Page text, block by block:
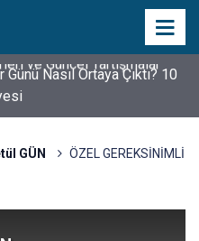
Nasıl Ortaya Çıktı? 10
GÜN
ÖZEL GEREKSİNİMLİ